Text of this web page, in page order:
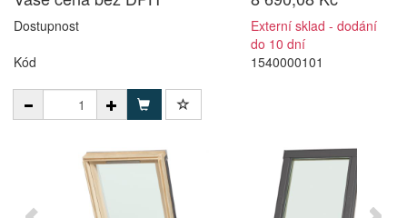
Dostupnost
Externí sklad - dodání
do 10 dní
Kód
1540000101